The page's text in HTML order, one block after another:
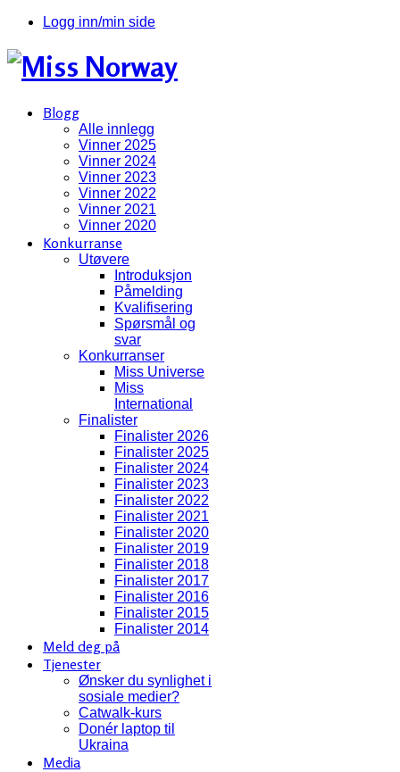
Logg inn/min side
Blogg
Alle innlegg
Vinner 2025
Vinner 2024
Vinner 2023
Vinner 2022
Vinner 2021
Vinner 2020
Konkurranse
Utøvere
Introduksjon
Påmelding
Kvalifisering
Spørsmål og
svar
Konkurranser
Miss Universe
Miss
International
Finalister
Finalister 2026
Finalister 2025
Finalister 2024
Finalister 2023
Finalister 2022
Finalister 2021
Finalister 2020
Finalister 2019
Finalister 2018
Finalister 2017
Finalister 2016
Finalister 2015
Finalister 2014
Meld deg på
Tjenester
Ønsker du synlighet i
sosiale medier?
Catwalk-kurs
Donér laptop til
Ukraina
Media